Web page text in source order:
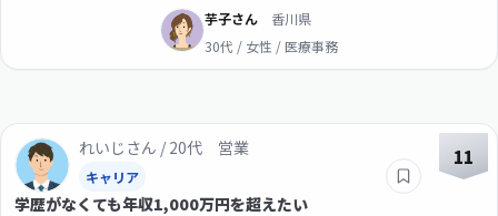
芋子さん
香川県
30代 / 女性 / 医療事務
11
キャリア
れいじさん / 20代 営業
学歴がなくても年収1,000万円を超えたい